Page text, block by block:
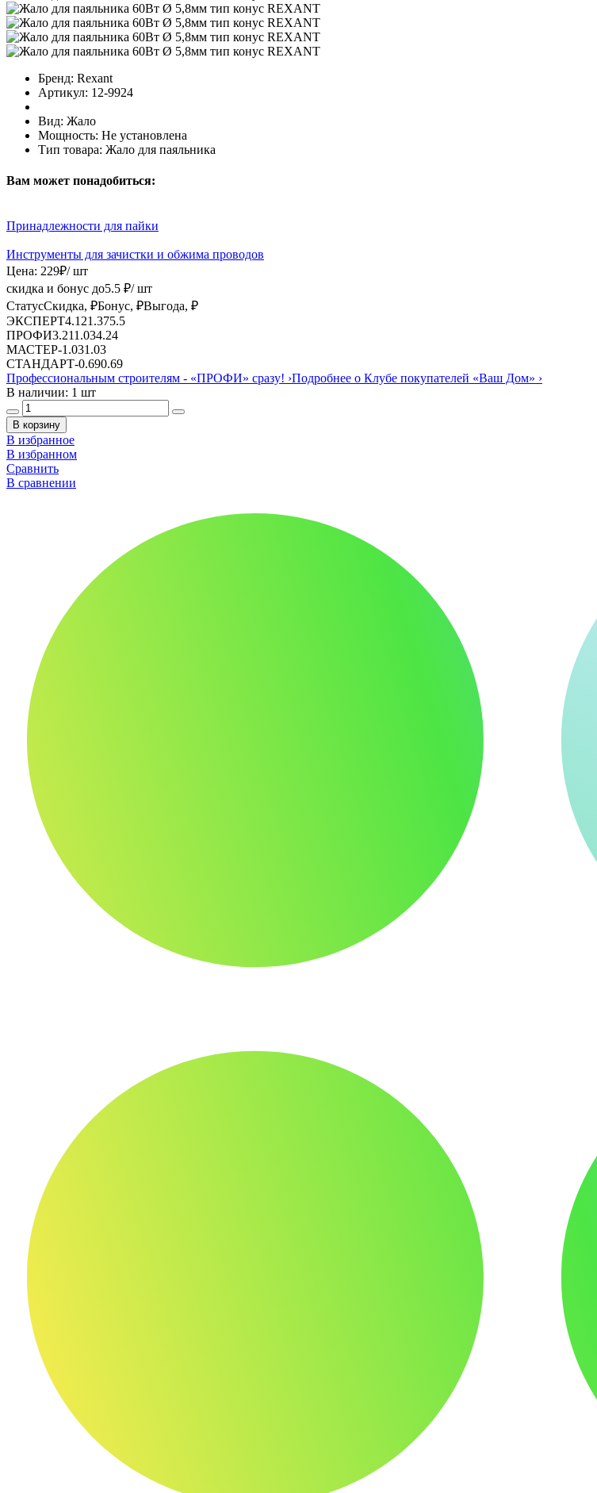
Бренд: Rexant
Артикул: 12-9924
Вид: Жало
Мощность: Не установлена
Тип товара: Жало для паяльника
Вам может понадобиться:
Принадлежности для пайки
Инструменты для зачистки и обжима проводов
Цена: 229₽/ шт
скидка и бонус до5.5 ₽/ шт
СтатусСкидка, ₽Бонус, ₽Выгода, ₽
ЭКСПЕРТ4.121.375.5
ПРОФИ3.211.034.24
МАСТЕР-1.031.03
СТАНДАРТ-0.690.69
Профессиональным строителям - «ПРОФИ» сразу! ›Подробнее о Клубе покупателей «Ваш Дом» ›
В наличии: 1 шт
В корзину
В избранное
В избранном
Сравнить
В сравнении